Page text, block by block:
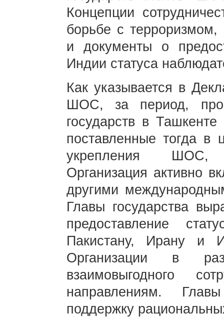
Концепции
борьбе с
и документы о
Индии статуса
Как указывается в
ШОС, за период,
государств в
поставленные тогда в
укрепления ШОС,
Организация активно
другими
Главы государства
предоставление
Пакистану, Ирану и
Организации в
взаимовыгодного
направлениям.
поддержку